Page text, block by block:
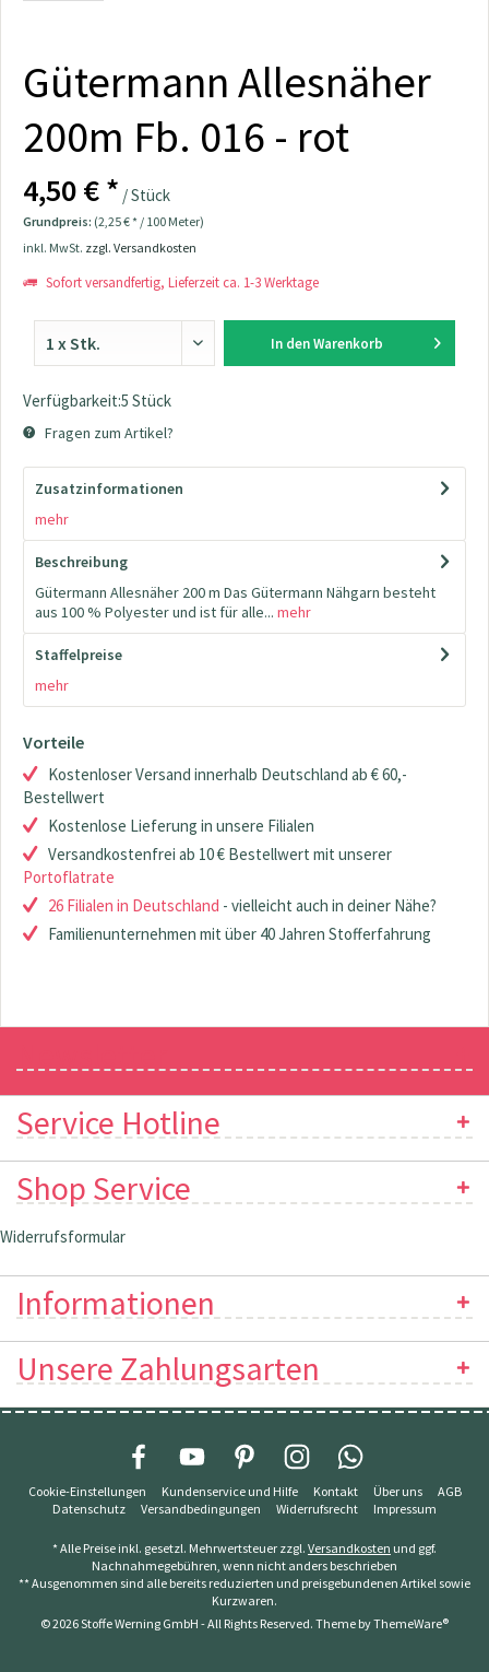
Gütermann Allesnäher
200m Fb. 016 - rot
4,50 € * / Stück
Grundpreis: (2,25 € * / 100 Meter)
inkl. MwSt. zzgl. Versandkosten
Sofort versandfertig, Lieferzeit ca. 1-3 Werktage
In den Warenkorb
Verfügbarkeit:5 Stück
Fragen zum Artikel?
Zusatzinformationen
mehr
Beschreibung
Gütermann Allesnäher 200 m Das Gütermann Nähgarn besteht
aus 100 % Polyester und ist für alle... mehr
Staffelpreise
mehr
Vorteile
Kostenloser Versand innerhalb Deutschland ab € 60,-
Bestellwert
Kostenlose Lieferung in unsere Filialen
Versandkostenfrei ab 10 € Bestellwert mit unserer
Portoflatrate
26 Filialen in Deutschland - vielleicht auch in deiner Nähe?
Familienunternehmen mit über 40 Jahren Stofferfahrung
Service Hotline
Shop Service
Widerrufsformular
Informationen
Unsere Zahlungsarten
Cookie-Einstellungen Kundenservice und Hilfe Kontakt Über uns
AGB
Datenschutz
Versandbedingungen Widerrufsrecht Impressum
* Alle Preise inkl. gesetzl. Mehrwertsteuer zzgl. Versandkosten und ggf.
Nachnahmegebühren, wenn nicht anders beschrieben
** Ausgenommen sind alle bereits reduzierten und preisgebundenen Artikel sowie
Kurzwaren.
© 2026 Stoffe Werning GmbH - All Rights Reserved. Theme byThemeWare®